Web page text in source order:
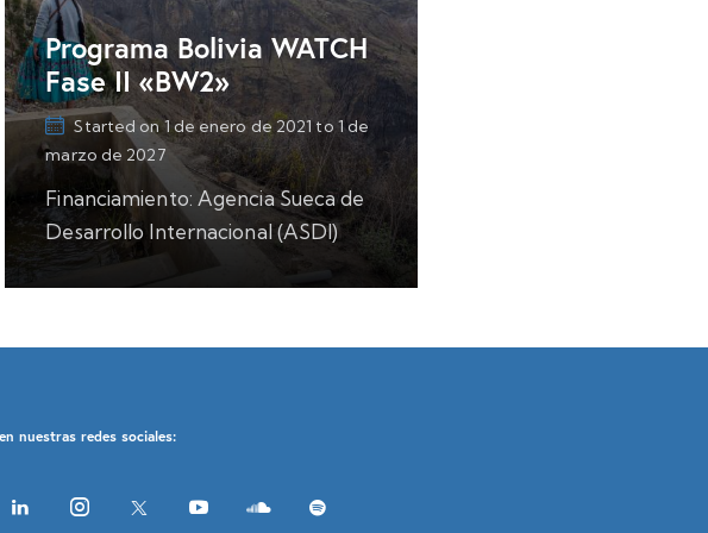
Programa Bolivia WATCH
Fase II «BW2»
Started on1 de enero de 2021to 1 de
marzo de 2027
Financiamiento: Agencia Sueca de
Desarrollo Internacional (ASDI)
Techo Administrativo en Bolivia
WATCH busca promover el
nuestras redes sociales: